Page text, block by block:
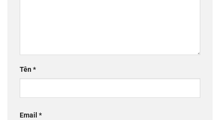
Tên*
Email *